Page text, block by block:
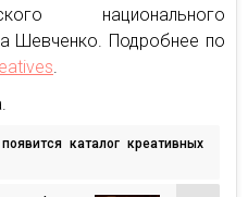
национального
Шевченко. Подробнее по
каталог креативных